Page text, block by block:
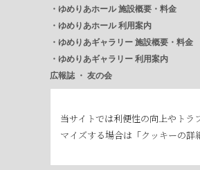
・ ゆめりあホール 施設概要・料金
・ ゆめりあホール 利用案内
・ ゆめりあギャラリー 施設概要・料金
・ ゆめりあギャラリー 利用案内
広報誌 ・ 友の会
友の会
当サイトでは利便性の向上やト
マイズする場合は「クッキーの